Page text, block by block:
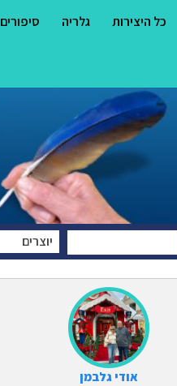
כל היצירות גלריה סיפורים
יוצרים
אודי גלבמן